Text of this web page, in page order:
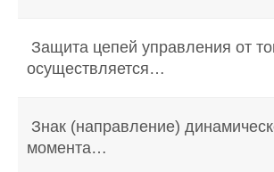
Защита цепей управления от
осуществляется…
Знак (направление)
момента…